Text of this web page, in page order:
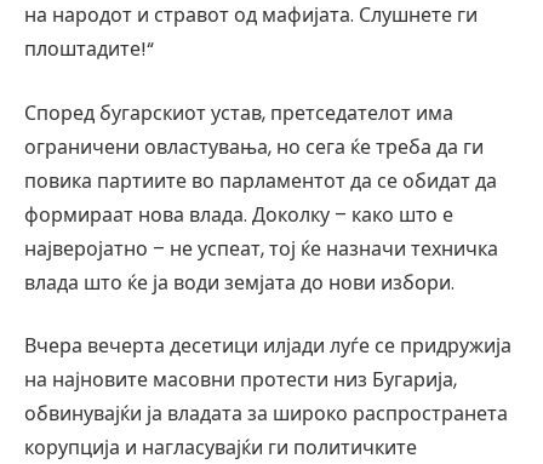
на народот и стравот од мафијата. Слушнете ги
плоштадите!“
Според бугарскиот устав, претседателот има
ограничени овластувања, но сега ќе треба да ги
повика партиите во парламентот да се обидат да
формираат нова влада. Доколку – како што е
најверојатно – не успеат, тој ќе назначи техничка
влада што ќе ја води земјата до нови избори.
Вчера вечерта десетици илјади луѓе се придружија
на најновите масовни протести низ Бугарија,
обвинувајќи ја владата за широко распространета
корупција и нагласувајќи ги политичките